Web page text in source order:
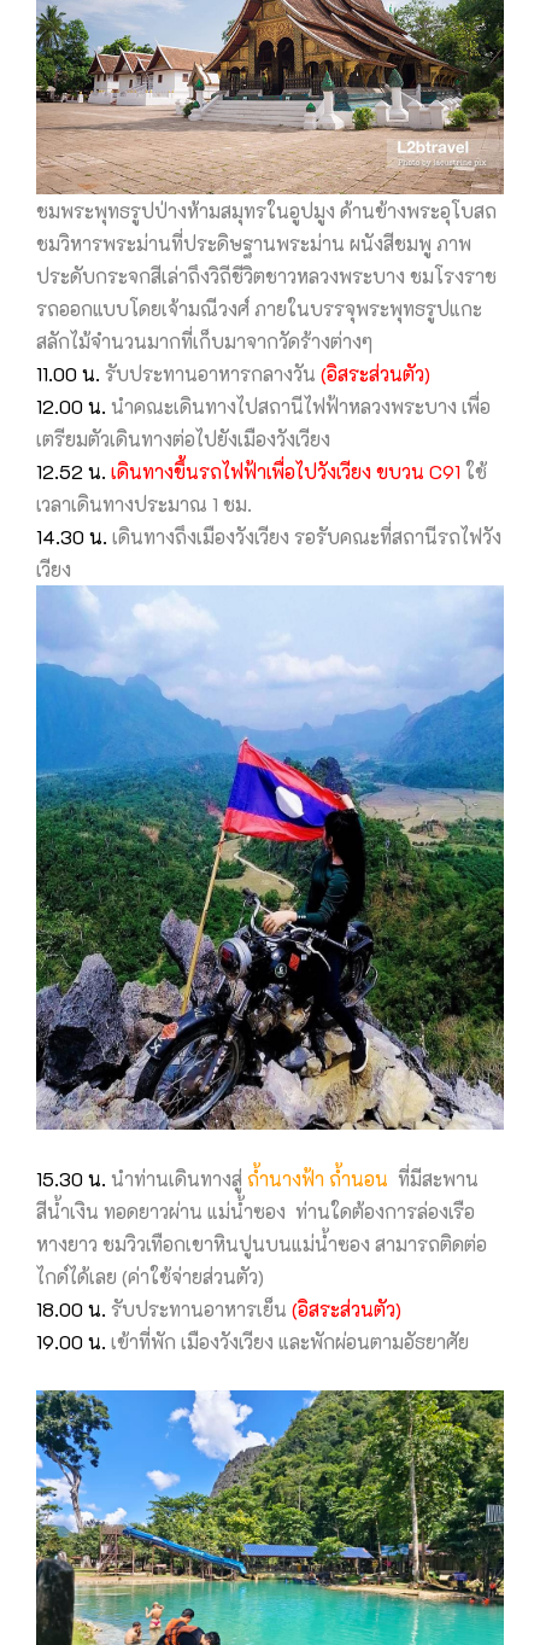
ชมพระพุทธรูปป่างห้ามสมุทรในอูปมูง ด้านข้างพระอุโบสถ
ชมวิหารพระม่านที่ประดิษฐานพระม่าน ผนังสีชมพู ภาพ
ประดับกระจกสีเล่าถึงวิถีชีวิตชาวหลวงพระบาง ชมโรงราช
รถออกแบบโดยเจ้ามณีวงศ์ ภายในบรรจุพระพุทธรูปแกะ
สลักไม้จำนวนมากที่เก็บมาจากวัดร้างต่างๆ
11.00 น. รับประทานอาหารกลางวัน (อิสระส่วนตัว)
12.00 น. นำคณะเดินทางไปสถานีไฟฟ้าหลวงพระบาง เพื่อ
เตรียมตัวเดินทางต่อไปยังเมืองวังเวียง
12.52 น. เดินทางขึ้นรถไฟฟ้าเพื่อไปวังเวียง ขบวน C91 ใช้
เวลาเดินทางประมาณ 1 ชม.
14.30 น. เดินทางถึงเมืองวังเวียง รอรับคณะที่สถานีรถไฟวัง
เวียง
15.30 น. นำท่านเดินทางสู่ ถ้ำนางฟ้า ถ้ำนอน ที่มีสะพาน
สีน้ำเงิน ทอดยาวผ่าน แม่น้ำซอง ท่านใดต้องการล่องเรือ
หางยาว ชมวิวเทือกเขาหินปูนบนแม่น้ำซอง สามารถติดต่อ
ไกด์ได้เลย (ค่าใช้จ่ายส่วนตัว)
18.00 น. รับประทานอาหารเย็น (อิสระส่วนตัว)
19.00 น. เข้าที่พัก เมืองวังเวียง และพักผ่อนตามอัธยาศัย